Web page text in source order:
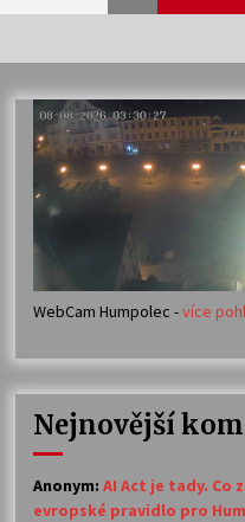
Veselí muzikanti
30. 7. 2026
Votavžatský ploty
23. 7. 2026
14. 7. 2026
30. 6. 2026
WebCam Humpolec -více
Nejnovější
Anonym: AI Act je tady. Co
evropské pravidlo pro